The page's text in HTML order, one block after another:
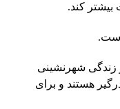
کند.
زندگی شهرنشینی
هستند و برای